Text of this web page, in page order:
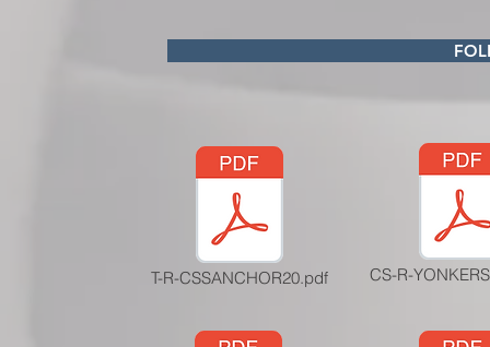
T-R-CSSANCHOR20.pdf CS-R-